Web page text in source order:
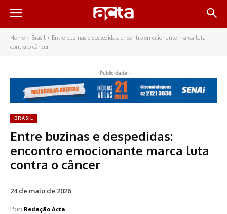
Home Brasil
Entre buzinas e despedidas: encontro emocionante marca luta
contra o câncer
- Publicidade -
BRASIL
Entre buzinas e despedidas:
encontro emocionante marca luta
contra o câncer
24 de maio de 2026
Por: Redação Acta